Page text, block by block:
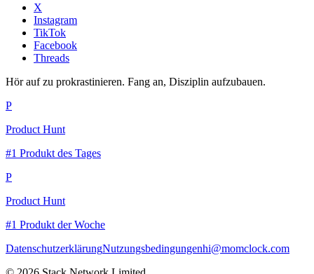
X
Instagram
TikTok
Facebook
Threads
Hör auf zu prokrastinieren. Fang an, Disziplin aufzubauen.
P
Product Hunt
#1 Produkt des Tages
P
Product Hunt
#1 Produkt der Woche
DatenschutzerklärungNutzungsbedingungenhi@momclock.com